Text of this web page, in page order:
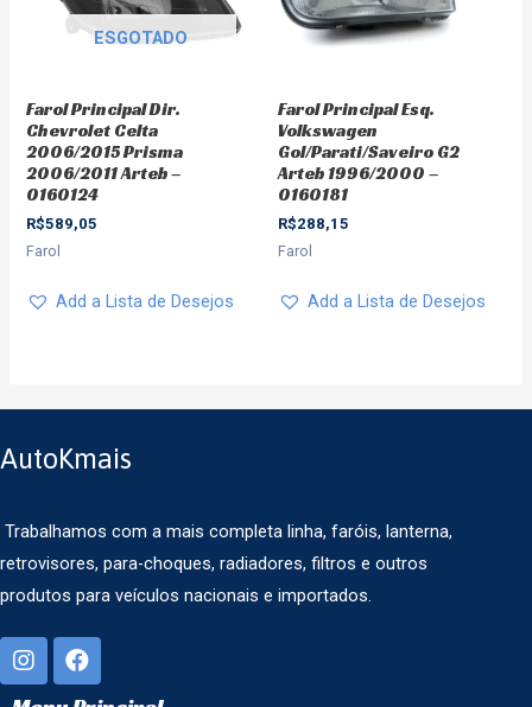
ESGOTADO
Farol Principal Dir.
Chevrolet Celta
2006/2015 Prisma
2006/2011 Arteb –
0160124
R$589,05
Farol
Add a Lista de Desejos
Farol Principal Esq.
Volkswagen
Gol/Parati/Saveiro G2
Arteb 1996/2000 –
0160181
R$288,15
Farol
Add a Lista de Desejos
AutoKmais
Trabalhamos com a mais completa linha, faróis, lanterna,
retrovisores, para-choques, radiadores, filtros e outros
produtos para veículos nacionais e importados.